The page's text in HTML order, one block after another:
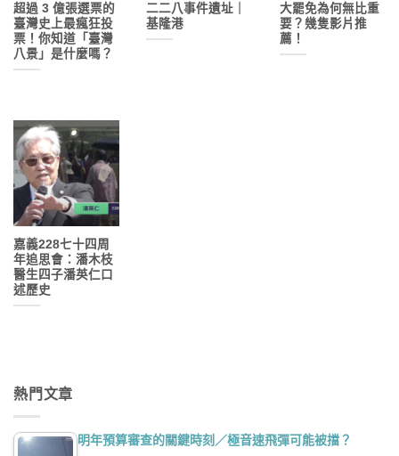
超過 3 億張選票的
臺灣史上最瘋狂投
票！你知道「臺灣
八景」是什麼嗎？
二二八事件遺址｜
基隆港
大罷免為何無比重
要？幾隻影片推
薦！
嘉義228七十四周
年追思會：潘木枝
醫生四子潘英仁口
述歷史
熱門文章
明年預算審查的關鍵時刻／極音速飛彈可能被擋？